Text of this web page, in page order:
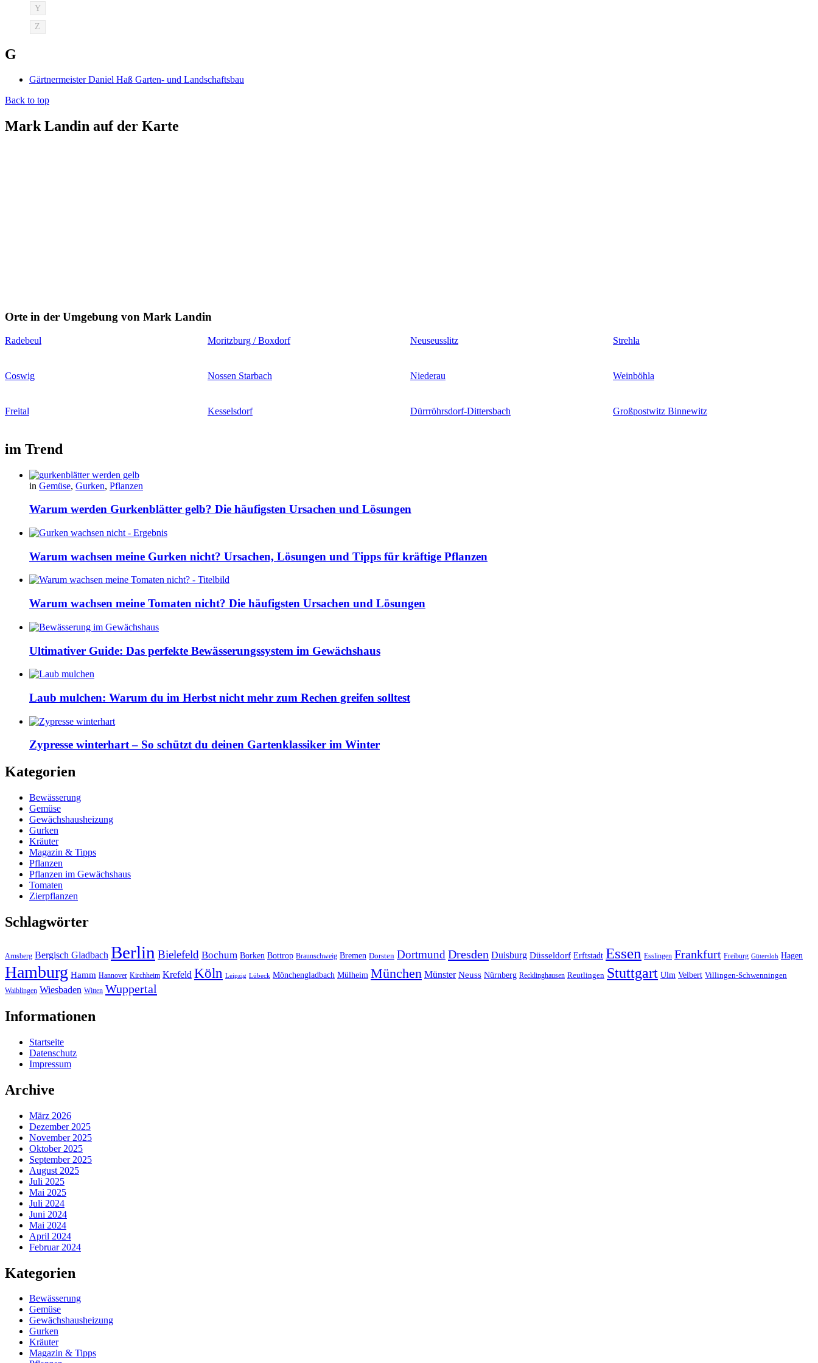
Y
Z
G
Gärtnermeister Daniel Haß Garten- und Landschaftsbau
Back to top
Mark Landin auf der Karte
Orte in der Umgebung von Mark Landin
Radebeul Moritzburg / Boxdorf Neuseusslitz Strehla
Coswig Nossen Starbach Niederau Weinböhla
Freital Kesselsdorf Dürrröhrsdorf-Dittersbach Großpostwitz Binnewitz
im Trend
in Gemüse, Gurken, Pflanzen
Warum werden Gurkenblätter gelb? Die häufigsten Ursachen und Lösungen
Warum wachsen meine Gurken nicht? Ursachen, Lösungen und Tipps für kräftige Pflanzen
Warum wachsen meine Tomaten nicht? Die häufigsten Ursachen und Lösungen
Ultimativer Guide: Das perfekte Bewässerungssystem im Gewächshaus
Laub mulchen: Warum du im Herbst nicht mehr zum Rechen greifen solltest
Zypresse winterhart – So schützt du deinen Gartenklassiker im Winter
Kategorien
Bewässerung
Gemüse
Gewächshausheizung
Gurken
Kräuter
Magazin & Tipps
Pflanzen
Pflanzen im Gewächshaus
Tomaten
Zierpflanzen
Schlagwörter
Arnsberg Bergisch Gladbach Berlin Bielefeld Bochum Borken Bottrop Braunschweig Bremen Dorsten Dortmund Dresden Duisburg Düsseldorf Erftstadt Essen Esslingen Frankfurt Freiburg Gütersloh Hagen
Hamburg Hamm Hannover Kirchheim Krefeld Köln Leipzig Lübeck Mönchengladbach Mülheim München Münster Neuss Nürnberg Recklinghausen Reutlingen Stuttgart Ulm Velbert Villingen-Schwenningen
Waiblingen Wiesbaden Witten Wuppertal
Informationen
Startseite
Datenschutz
Impressum
Archive
März 2026
Dezember 2025
November 2025
Oktober 2025
September 2025
August 2025
Juli 2025
Mai 2025
Juli 2024
Juni 2024
Mai 2024
April 2024
Februar 2024
Kategorien
Bewässerung
Gemüse
Gewächshausheizung
Gurken
Kräuter
Magazin & Tipps